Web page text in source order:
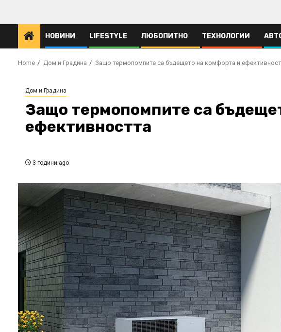
НОВИНИ LIFESTYLE ЛЮБОПИТНО ТЕХНОЛОГИИ
Home Дом и Градина Защо термопомпите са бъдещето на комфорта и
Дом и Градина
Защо термопомпите са
ефективността
3 години ago